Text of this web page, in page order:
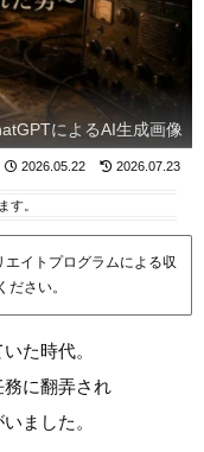
によるAI生成画像
2026.05.22 2026.07.23
す。
イトプログラムによる収
さい。
た時代。
に翻弄され
ました。